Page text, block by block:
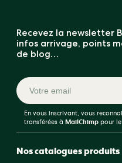
Nos catalogues produits
Recevez la newsletter
infos arrivage, points
de blog…
En vous inscrivant, vous
transférées à MailChimppour le